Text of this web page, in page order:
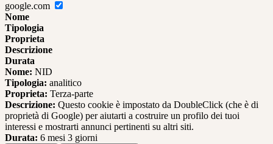
google.com
Nome
Tipologia
Proprieta
Descrizione
Durata
Nome: NID
Tipologia: analitico
Proprieta: Terza-parte
Descrizione: Questo cookie è impostato da DoubleClick (che è di
proprietà di Google) per aiutarti a costruire un profilo dei tuoi
interessi e mostrarti annunci pertinenti su altri siti.
Durata: 6 mesi 3 giorni